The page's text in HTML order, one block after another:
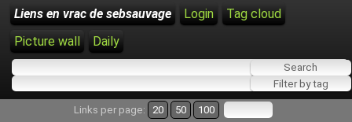
Liens en vrac de sebsauvage Login
Tag cloud
Picture wall
Daily
Links per page: 20 50 100